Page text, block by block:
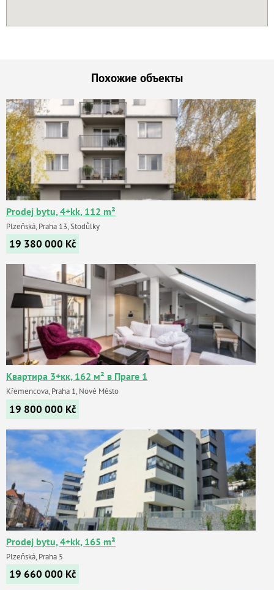
Похожие объекты
Prodej bytu, 4+kk, 112 m²
Plzeňská, Praha 13, Stodůlky
19 380 000 Kč
Квартира 3+кк, 162 м² в Праге 1
Křemencova, Praha 1, Nové Město
19 800 000 Kč
Prodej bytu, 4+kk, 165 m²
Plzeňská, Praha 5
19 660 000 Kč